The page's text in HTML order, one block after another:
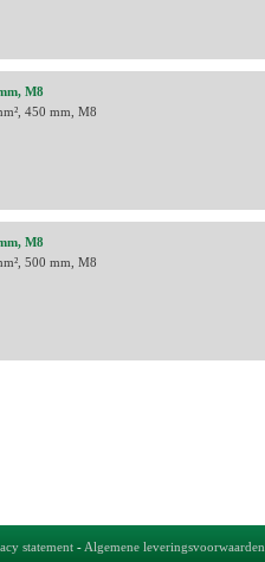
M8
450 mm, M8
M8
500 mm, M8
statement - Algemene leveringsvoorwaarden